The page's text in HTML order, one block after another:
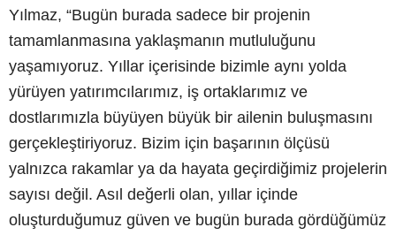
Yılmaz, “Bugün burada sadece bir projenin
tamamlanmasına yaklaşmanın mutluluğunu
yaşamıyoruz. Yıllar içerisinde bizimle aynı yolda
yürüyen yatırımcılarımız, iş ortaklarımız ve
dostlarımızla büyüyen büyük bir ailenin buluşmasını
gerçekleştiriyoruz. Bizim için başarının ölçüsü
yalnızca rakamlar ya da hayata geçirdiğimiz projelerin
sayısı değil. Asıl değerli olan, yıllar içinde
oluşturduğumuz güven ve bugün burada gördüğümüz